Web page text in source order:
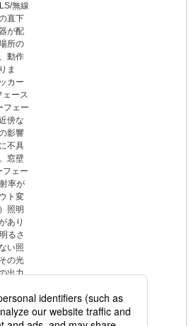
無線
直下
が配
所の
動作
ま
カー
ェース
フェー
傍な
影響
不具
窓壁
フェー
率が
ト変
照明
あり
るさ
い照
の光
出⼒
明る
ない
点灯